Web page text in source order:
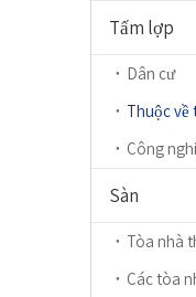
Tấm lợp
Dân cư
Thuộc về
Công
Sàn
Tòa nhà
Các tòa